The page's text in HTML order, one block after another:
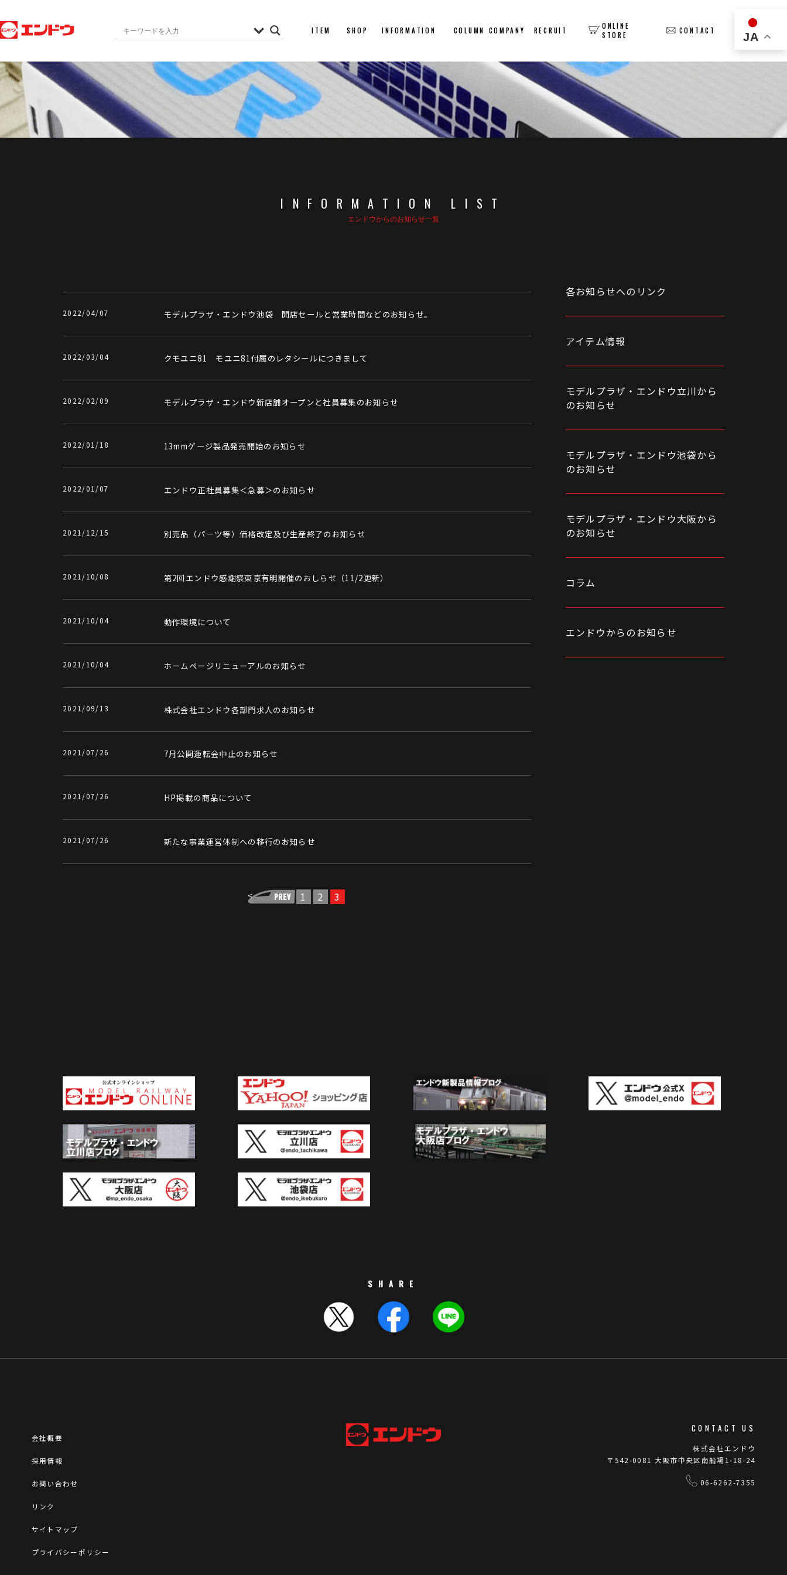
ITEM SHOP INFORMATION COLUMN COMPANY RECRUIT
ONLINE
STORE
CONTACT JA
INFORMATION LIST
エンドウからのお知らせ一覧
2022/04/07 モデルプラザ・エンドウ池袋 開店セールと営業時間などのお知らせ。
2022/03/04 クモユニ81 モユニ81付属のレタシールにつきまして
2022/02/09 モデルプラザ・エンドウ新店舗オープンと社員募集のお知らせ
2022/01/18 13mmゲージ製品発売開始のお知らせ
2022/01/07 エンドウ正社員募集＜急募＞のお知らせ
2021/12/15 別売品（パ－ツ等）価格改定及び生産終了のお知らせ
2021/10/08 第2回エンドウ感謝祭東京有明開催のおしらせ（11/2更新）
2021/10/04 動作環境について
2021/10/04 ホームページリニューアルのお知らせ
2021/09/13 株式会社エンドウ各部門求人のお知らせ
2021/07/26 7月公開運転会中止のお知らせ
2021/07/26 HP掲載の商品について
2021/07/26 新たな事業運営体制への移行のお知らせ
< 1 2 3
各お知らせへのリンク
アイテム情報
モデルプラザ・エンドウ立川から
のお知らせ
モデルプラザ・エンドウ池袋から
のお知らせ
モデルプラザ・エンドウ大阪から
のお知らせ
コラム
エンドウからのお知らせ
SHARE
会社概要
採用情報
お問い合わせ
リンク
サイトマップ
プライバシーポリシー
CONTACT US
株式会社エンドウ
〒542-0081 大阪市中央区南船場1-18-24
06-6262-7355